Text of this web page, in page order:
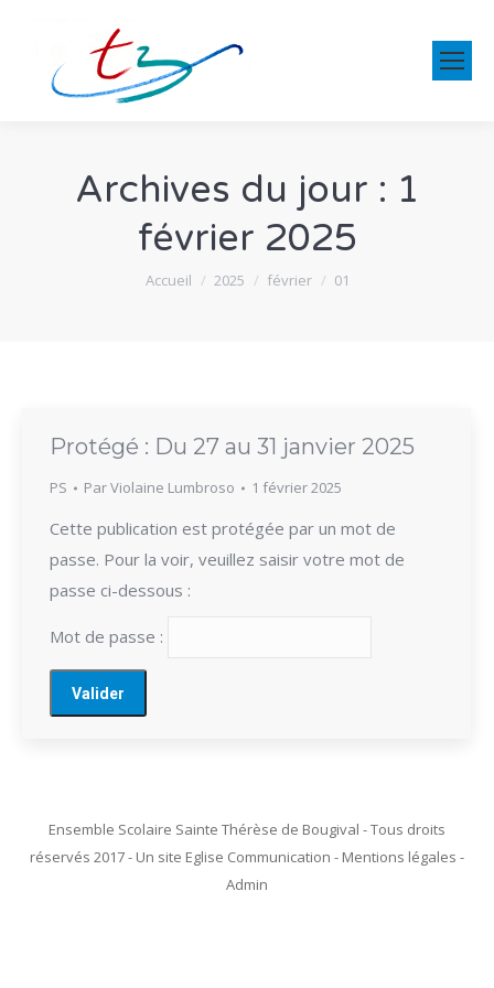
Archives du jour : 1
février 2025
Vous êtes ici :
Accueil 2025 février 01
Protégé : Du 27 au 31 janvier 2025
PS ParViolaine Lumbroso 1 février 2025
Cette publication est protégée par un mot de
passe. Pour la voir, veuillez saisir votre mot de
passe ci-dessous :
Mot de passe :
Ensemble Scolaire Sainte Thérèse de Bougival - Tous droits
réservés 2017 - Un site Eglise Communication - Mentions légales -
Admin